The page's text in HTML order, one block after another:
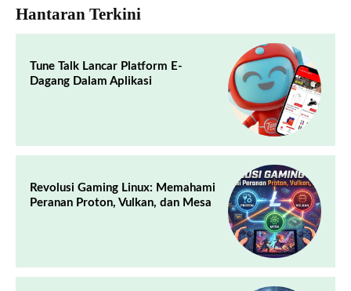
Hantaran Terkini
Tune Talk Lancar Platform E-
Dagang Dalam Aplikasi
Revolusi Gaming Linux: Memahami
Peranan Proton, Vulkan, dan Mesa